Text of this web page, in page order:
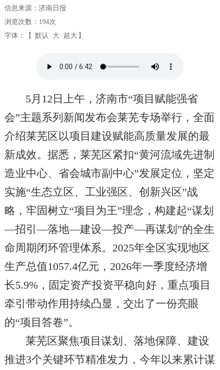
信息来源：济南日报
浏览次数： 194次
字体：【 默认 大 超大 】
5月12日上午，济南市“项目赋能强省
会”主题系列新闻发布会莱芜专场举行，全面
介绍莱芜区以项目建设赋能高质量发展的最
新成效。据悉，莱芜区紧扣“黄河流域先进制
造业中心、省会城市副中心”发展定位，坚定
实施“生态立区、工业强区、创新兴区”战
略，牢固树立“项目为王”理念，构建起“谋划
—招引—落地—建设—投产—再谋划”的全生
命周期闭环管理体系。2025年全区实现地区
生产总值1057.4亿元，2026年一季度经济增
长5.9%，固定资产投资平稳向好，重点项目
牵引带动作用持续凸显，交出了一份亮眼
的“项目答卷”。
莱芜区聚焦项目谋划、落地保障、建设
推进3个关键环节精准发力，今年以来累计谋